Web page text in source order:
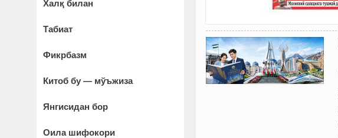
Халқ билан
Табиат
Фикрбазм
Китоб бу — мўъжиза
Янгисидан бор
Оила шифокори